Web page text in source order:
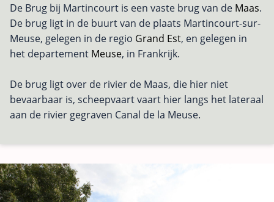
De Brug bij Martincourt is een vaste brug van de Maas.
De brug ligt in de buurt van de plaats Martincourt-sur-
Meuse, gelegen in de regio Grand Est, en gelegen in
het departement Meuse, in Frankrijk.
De brug ligt over de rivier de Maas, die hier niet
bevaarbaar is, scheepvaart vaart hier langs het lateraal
aan de rivier gegraven Canal de la Meuse.